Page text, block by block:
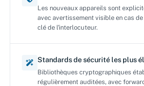
Les nouveaux appareils sont
avec avertissement visible en cas
clé de l'interlocuteur.
Standards de sécurité les plus
Bibliothèques cryptographiques
régulièrement auditées, avec